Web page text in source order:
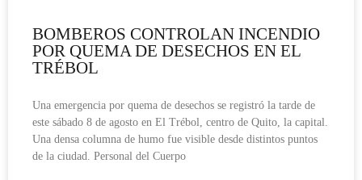
BOMBEROS CONTROLAN INCENDIO
POR QUEMA DE DESECHOS EN EL
TRÉBOL
Una emergencia por quema de desechos se registró la tarde de
este sábado 8 de agosto en El Trébol, centro de Quito, la capital.
Una densa columna de humo fue visible desde distintos puntos
de la ciudad. Personal del Cuerpo